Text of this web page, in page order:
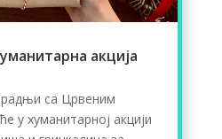
акција
са Црвеним
у хуманитарној акцији